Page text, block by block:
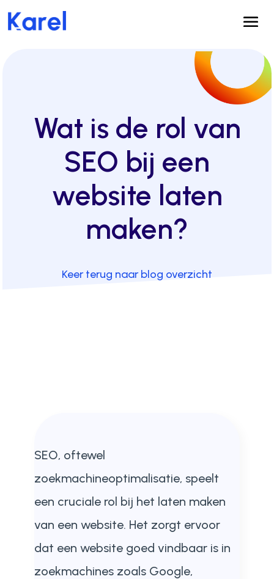
Wat is de rol van
SEO bij een
website laten
maken?
Keer terug naar blog overzicht
SEO, oftewel
zoekmachineoptimalisatie, speelt
een cruciale rol bij het laten maken
van een website. Het zorgt ervoor
dat een website goed vindbaar is in
zoekmachines zoals Google,